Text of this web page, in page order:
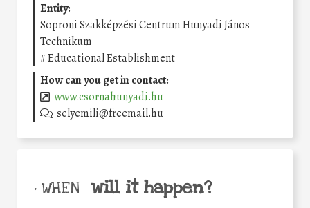
Entity:
Soproni Szakképzési Centrum Hunyadi János
Technikum
#Educational Establishment
How can you get in contact:
www.csornahunyadi.hu
selyemili@freemail.hu
• WHEN will it happen?